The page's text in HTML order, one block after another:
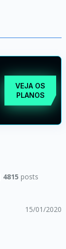
VEJA OS
PLANOS
4815 posts
15/01/2020